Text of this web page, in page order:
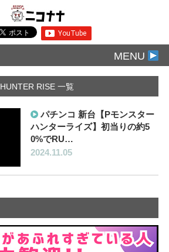
MENU
RISE 一覧
パチンコ 新台【Pモンスター
ハンターライズ】初当りの約5
0%でRU…
2024.11.05